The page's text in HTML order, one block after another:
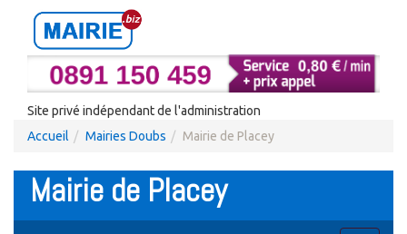
Site privé indépendant de l'administration
Accueil
Mairies Doubs Mairie de Placey
Mairie de Placey